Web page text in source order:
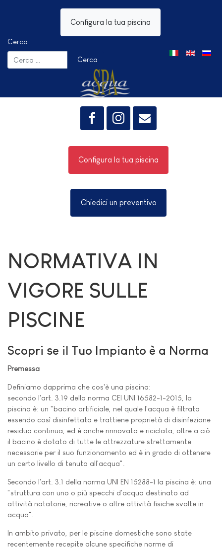
Configura la tua piscina
Cerca
Cerca
Seleziona la tua
Configura la tua piscina
Chiedici un preventivo
NORMATIVA IN
VIGORE SULLE
PISCINE
Scopri se il Tuo Impianto è a Norma
Premessa
Definiamo dapprima che cos'è una piscina:
secondo l'art. 3.19 della norma CEI UNI 16582-1-2015, la
piscina è: un "bacino artificiale, nel quale l'acqua è filtrata
essendo così disinfettata e trattiene proprietà di disinfezione
residua continua, ed è anche rinnovata e riciclata, oltre a ciò
il bacino è dotato di tutte le attrezzature strettamente
necessarie per il suo funzionamento ed è in grado di ottenere
un certo livello di tenuta all'acqua".
Secondo l'art. 3.1 della norma UNI EN 15288-1 la piscina è: una
"struttura con uno o più specchi d'acqua destinato ad
attività natatorie, ricreative o altre attività fisiche svolte in
acqua".
In ambito privato, per le piscine domestiche sono state
recentemente recepite alcune specifiche norme di